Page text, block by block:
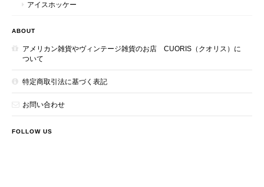
アイスホッケー
ABOUT
アメリカン雑貨やヴィンテージ雑貨のお店 CUORIS（クオリス）に
ついて
特定商取引法に基づく表記
お問い合わせ
FOLLOW US